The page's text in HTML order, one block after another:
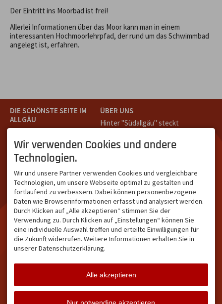
Der Eintritt ins Moorbad ist frei!
Allerlei Informationen über das Moor kann man in einem
interessanten Hochmoorlehrpfad, der rund um das Schwimmbad
angelegt ist, erfahren.
DIE SCHÖNSTE SEITE IM
ALLGÄU
Teil des Oberallgäus. Es
verbindet die Tourismus-
Destinationen Oberstdorf,
Kleinwalsertal und beliebte
Urlaubsziele wie die
Hörnerdörfer, Alpsee-
Grünten, Oberstaufen oder
Wertach im Allgäu.
ÜBER UNS
Hinter "Südallgäu" steckt
Oberstdorf.
Unser Ziel ist ein attraktives
Leistungsträger im
südlichen Oberallgäu eine
starke Plattform bietet.
NETZWERK & REICHWEITE
ca. 36.700 Abos bei
Facebook Instagram Twitter
Wir verwenden Cookies und andere
Technologien.
Wir und unsere Partner verwenden Cookies und vergleichbare
Technologien, um unsere Webseite optimal zu gestalten und
fortlaufend zu verbessern. Dabei können personenbezogene
Daten wie Browserinformationen erfasst und analysiert werden.
Durch Klicken auf „Alle akzeptieren“ stimmen Sie der
Verwendung zu. Durch Klicken auf „Einstellungen“ können Sie
eine individuelle Auswahl treffen und erteilte Einwilligungen für
die Zukunft widerrufen. Weitere Informationen erhalten Sie in
unserer Datenschutzerklärung.
Alle akzeptieren